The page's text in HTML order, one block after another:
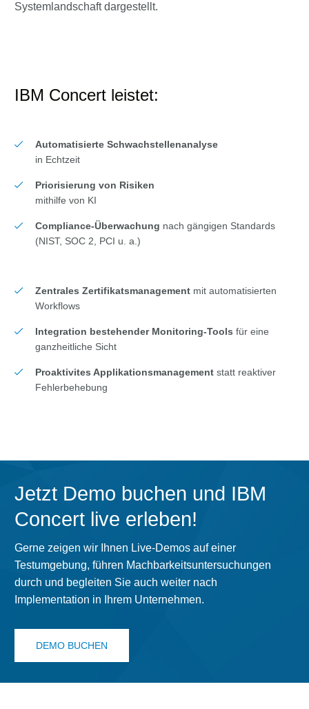
Systemlandschaft dargestellt.
IBM Concert leistet:
Automatisierte Schwachstellenanalyse
in Echtzeit
Priorisierung von Risiken
mithilfe von KI
Compliance-Überwachung nach gängigen Standards
(NIST, SOC 2, PCI u. a.)
Zentrales Zertifikatsmanagement mit automatisierten
Workflows
Integration bestehender Monitoring-Tools für eine
ganzheitliche Sicht
Proaktivites Applikationsmanagement statt reaktiver
Fehlerbehebung
Jetzt Demo buchen und IBM
Concert live erleben!
Gerne zeigen wir Ihnen Live-Demos auf einer
Testumgebung, führen Machbarkeitsuntersuchungen
durch und begleiten Sie auch weiter nach
Implementation in Ihrem Unternehmen.
DEMO BUCHEN